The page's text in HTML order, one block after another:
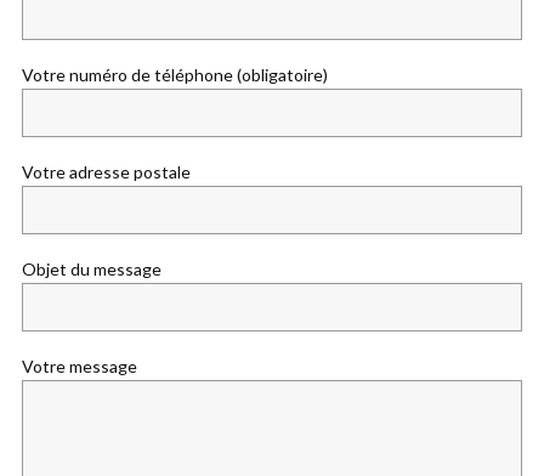
Votre numéro de téléphone (obligatoire)
Votre adresse postale
Objet du message
Votre message